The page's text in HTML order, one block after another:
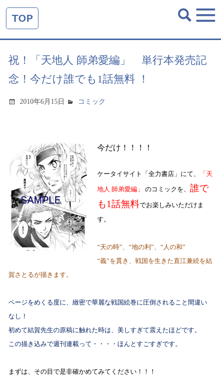
TOP
祝！「天地人 師弟愛編」 単行本発売記
念！今だけ誰でも1話無料 ！
2010年6月15日 コミック
今だけ！！！！
ケータイサイト「全力書店」にて、 「天
地人 師弟愛編」 のコミックを、 誰で
も1話無料でお楽しみいただけま
す。
“天の時”、“地の利”、“人の和”
“義”を貫き、戦国を生きた直江兼続を結
賀さとるが描きます。
ページをめくる度に、緻密で華麗な戦国絵巻に圧倒されること間違い
なし！
初めて結賀先生の原稿に触れた時は、美しすぎて震えたほどです。
この描き込みで週刊連載って・・・・ほんとすごすぎです。
まずは、その目で是非確かめてみてください！！！